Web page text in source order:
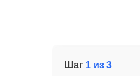
Шаг 1 из 3